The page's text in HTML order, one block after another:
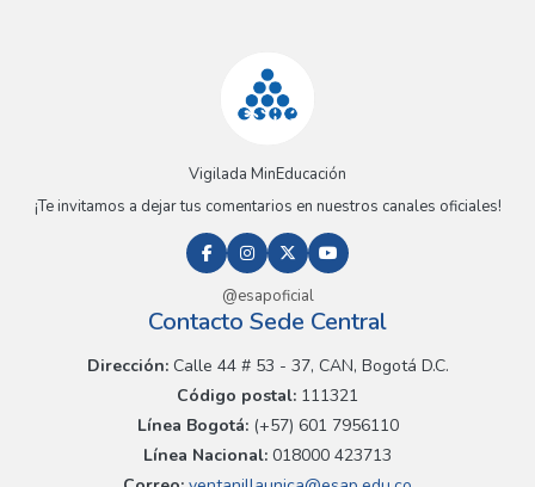
Vigilada MinEducación
¡Te invitamos a dejar tus comentarios en nuestros canales oficiales!
@esapoficial
Contacto Sede Central
Dirección:Calle 44 # 53 - 37, CAN, Bogotá D.C.
Código postal: 111321
Línea Bogotá:(+57) 601 7956110
Línea Nacional: 018000 423713